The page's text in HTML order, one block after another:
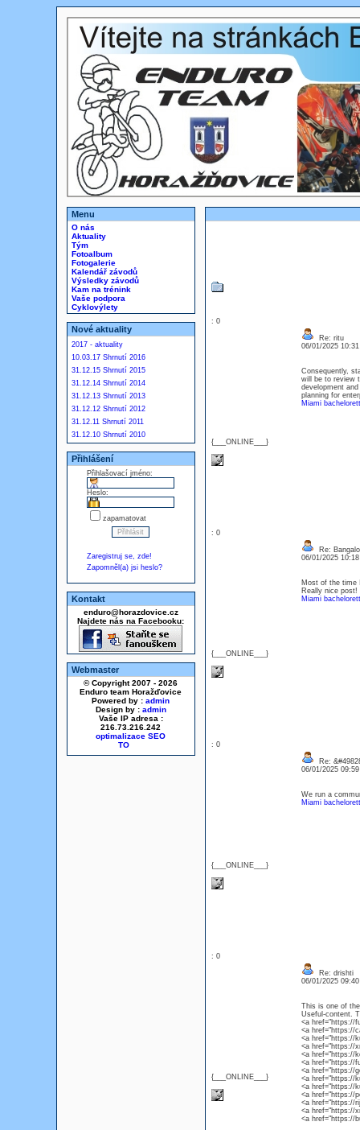
Menu
O nás
Aktuality
Tým
Fotoalbum
Fotogalerie
Kalendář závodů
Výsledky závodů
Kam na trénink
Vaše podpora
Cyklovýlety
Nové aktuality
2017 - aktuality
10.03.17 Shrnutí 2016
31.12.15 Shrnutí 2015
31.12.14 Shrnutí 2014
31.12.13 Shrnutí 2013
31.12.12 Shrnutí 2012
31.12.11 Shrnutí 2011
31.12.10 Shrnutí 2010
Přihlášení
Přihlašovací jméno:
Heslo:
zapamatovat
Zaregistruj se, zde!
Zapomněl(a) jsi heslo?
Kontakt
enduro@horazdovice.cz
Najdete nás na Facebooku:
Webmaster
© Copyright 2007 - 2026
Enduro team Horažďovice
Powered by : admin
Design by : admin
Vaše IP adresa :
216.73.216.242
optimalizace SEO
: 0
{___ONLINE___}
Re: ritu
06/01/2025
Consequently,
will be to review
development
planning for
Miami
: 0
{___ONLINE___}
Re:
06/01/2025
Most of the time
Really nice post!
Miami
: 0
{___ONLINE___}
Re:
06/01/2025
We run a
Miami
: 0
{___ONLINE___}
Re: drishti
06/01/2025
This is one of
Useful-content.
<a href="https://
<a href="https://
<a href="https://
<a href="https://
<a href="https://
<a href="https://
<a href="https://
<a href="https://
<a href="https://
<a href="https://
<a href="https://
<a href="https://
<a href="https://